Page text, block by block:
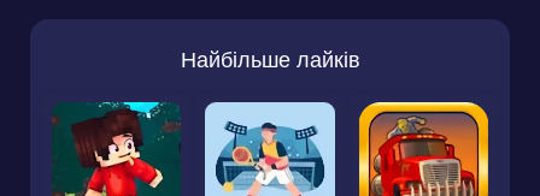
Найбільше лайків